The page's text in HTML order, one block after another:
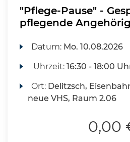
"Pflege-Pause" -
pflegende
Datum: Mo. 10.08.2026
Uhrzeit:16:30 - 18:00
Ort: Delitzsch,
neue VHS, Raum 2.06
0,00